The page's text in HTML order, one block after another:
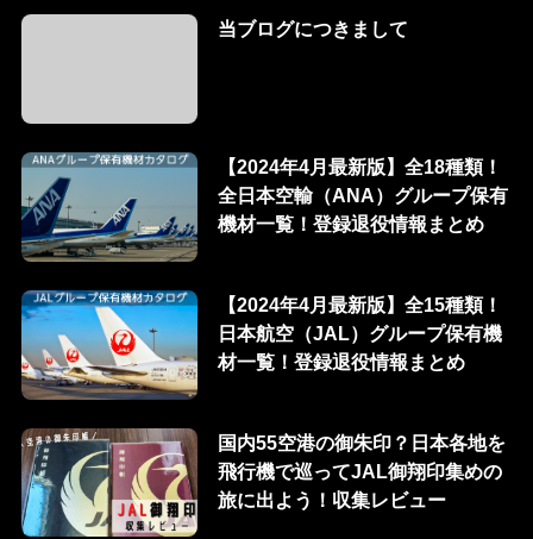
当ブログにつきまして
【2024年4月最新版】全18種類！
全日本空輸（ANA）グループ保有
機材一覧！登録退役情報まとめ
【2024年4月最新版】全15種類！
日本航空（JAL）グループ保有機
材一覧！登録退役情報まとめ
国内55空港の御朱印？日本各地を
飛行機で巡ってJAL御翔印集めの
旅に出よう！収集レビュー